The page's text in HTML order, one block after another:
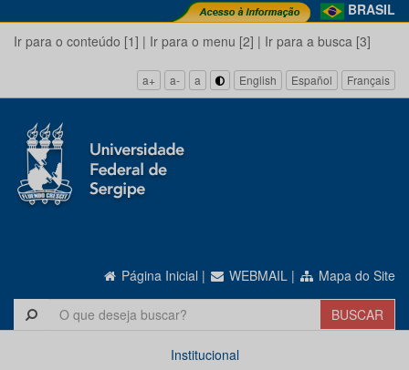
BRASIL
Ir para o conteúdo [1] | Ir para o menu [2] | Ir para a busca [3]
a+ a- a English Español Français
Página Inicial | WEBMAIL | Mapa do Site
Institucional